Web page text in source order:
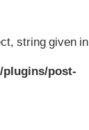
string given in
plugins/post-